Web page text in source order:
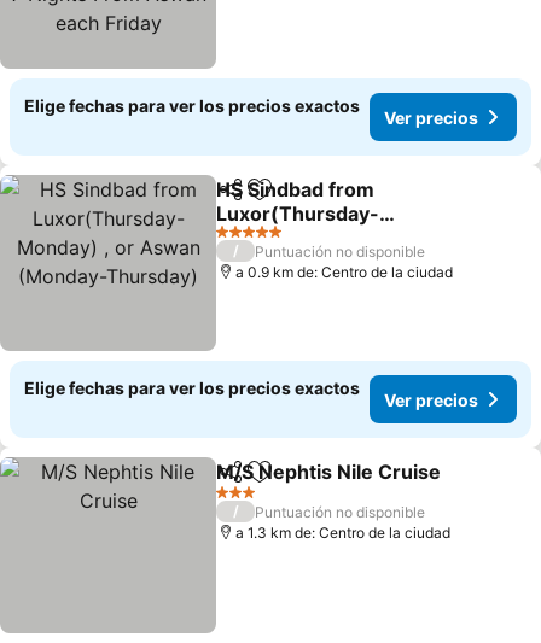
Elige fechas para ver los precios exactos
Ver precios
CompartirAgregar a favoritos
HS Sindbad from
Luxor(Thursday-
Monday) , or Aswan
(Monday-Thursday)
Ver precios
5 Estrellas
/
Puntuación no disponible
a 0.9 km de: Centro de la ciudad
Elige fechas para ver los precios exactos
Ver precios
CompartirAgregar a favoritos
M/S Nephtis Nile Cruise
3 Estrellas
/
Puntuación no disponible
a 1.3 km de: Centro de la ciudad